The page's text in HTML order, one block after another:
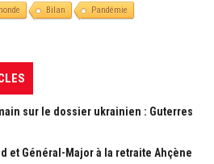
Bilan
Pandémie
sur le dossier ukrainien : Guterres
et Général-Major à la retraite Ahçène